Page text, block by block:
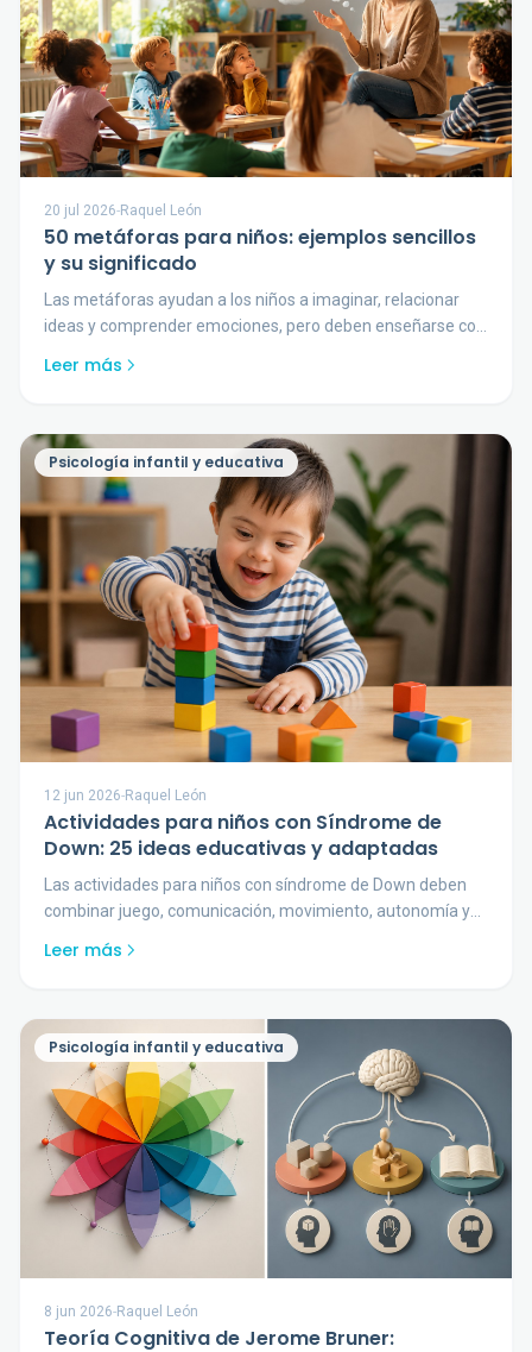
20 jul 2026-Raquel León
50 metáforas para niños: ejemplos sencillos
y su significado
Las metáforas ayudan a los niños a imaginar, relacionar
ideas y comprender emociones, pero deben enseñarse con
Leer más
Psicología infantil y educativa
12 jun 2026-Raquel León
Actividades para niños con Síndrome de
Down: 25 ideas educativas y adaptadas
Las actividades para niños con síndrome de Down deben
combinar juego, comunicación, movimiento, autonomía y
Leer más
Psicología infantil y educativa
8 jun 2026-Raquel León
Teoría Cognitiva de Jerome Bruner: